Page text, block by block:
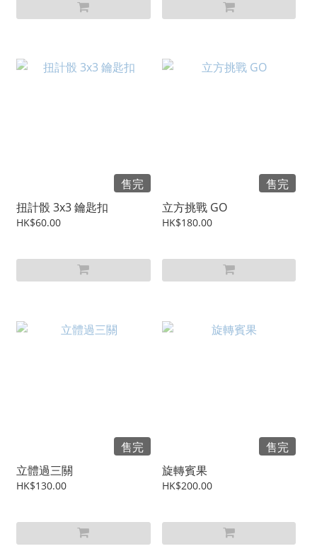
售完
扭計骰 3x3 鑰匙扣
HK$60.00
售完
立方挑戰 GO
HK$180.00
售完
立體過三關
HK$130.00
售完
旋轉賓果
HK$200.00